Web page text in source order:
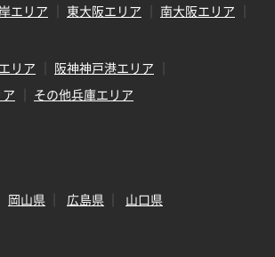
エリア 東大阪エリア
南大阪エリア
リア
阪神神戸港エリア
その他兵庫エリア
岡山県 広島県 山口県